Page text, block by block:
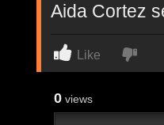
Aida Cortez
Like
0 views